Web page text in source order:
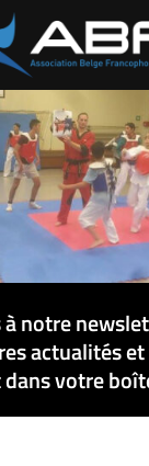
notre
actualités
votre